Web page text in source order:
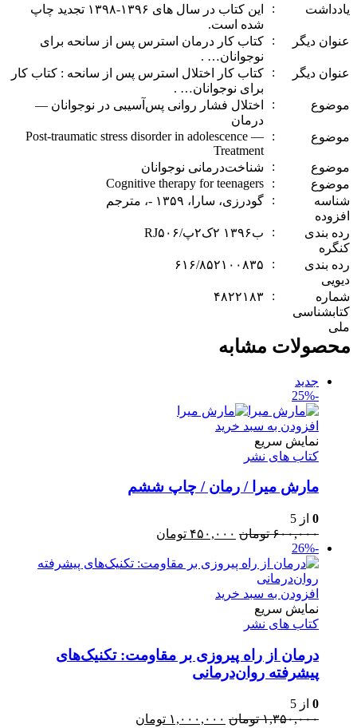
‏یادداشت
:
این کتاب در سال های ۱۳۹۶-۱۳۹۸ تجدید چاپ
شده است.
‏عنوان دیگر
:
کتاب کار درمان استرس پس از سانحه برای
نوجوانان… .
‏عنوان دیگر
:
کتاب کار اختلال استرس پس از سانحه : کتاب کار
برای نوجوانان… .
‏موضوع
:
اختلال فشار روانی پس‌آسیبی در نوجوانان —
درمان
‏موضوع
:
Post-traumatic stress disorder in adolescence —
Treatment
‏موضوع
:
شناخت‌درمانی نوجوانان
‏موضوع
:
Cognitive therapy for teenagers
‏شناسه
افزوده
: گودرزی، سارا، ‏‫۱۳۵۹ -‏‏‏، مترجم
‏رده بندی
کنگره
:
‏رده بندی
دیویی
:
‏شماره
کتابشناسی
ملی
: ۴۸۲۲۱۸۳
محصولات مشابه
جدید
-25%
افزودن به سبد خرید
نمایش سریع
کتاب های نشر
مارش میرا / رمان / چاپ ششم
0 از 5
۶۰۰,۰۰۰ تومان قیمت
۶۰۰,۰۰۰ تومان
۴۵۰,۰۰۰ تومان
۴۵۰,۰۰۰ تومان.
-26%
افزودن به سبد خرید
نمایش سریع
کتاب های نشر
درمان از راه پیروزی بر مقاومت: تکنیک‌های
پیشرفته روان‌درمانی
0 از 5
۱,۳۵۰,۰۰۰ تومان قیمت
۱,۰۰۰,۰۰۰ تومان